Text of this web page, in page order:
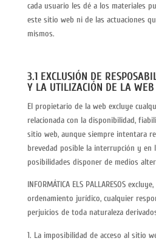
cada usuario les dé a los materiales
este sitio web ni de las actuaciones
mismos.
3.1 EXCLUSIÓN DE
Y LA UTILIZACIÓN DE LA WEB
El propietario de la web excluye
relacionada con la disponibilidad,
sitio web, aunque siempre intentara
brevedad posible la interrupción y en
posibilidades disponer de medios
INFORMÁTICA ELS PALLARESOS
ordenamiento jurídico, cualquier
perjuicios de toda naturaleza
La imposibilidad de acceso al sitio